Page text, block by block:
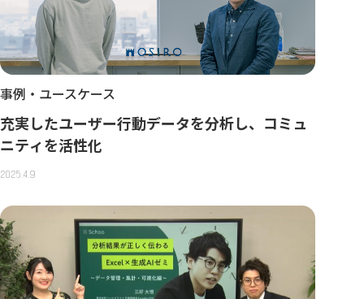
事例・ユースケース
充実したユーザー行動データを分析し、コミュ
ニティを活性化
2025.4.9